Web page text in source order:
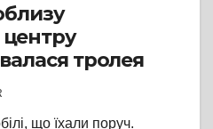
центру
тролея
що їхали поруч.